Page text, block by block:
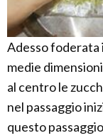
Adesso foderata
medie
al centro le
nel passaggio
questo